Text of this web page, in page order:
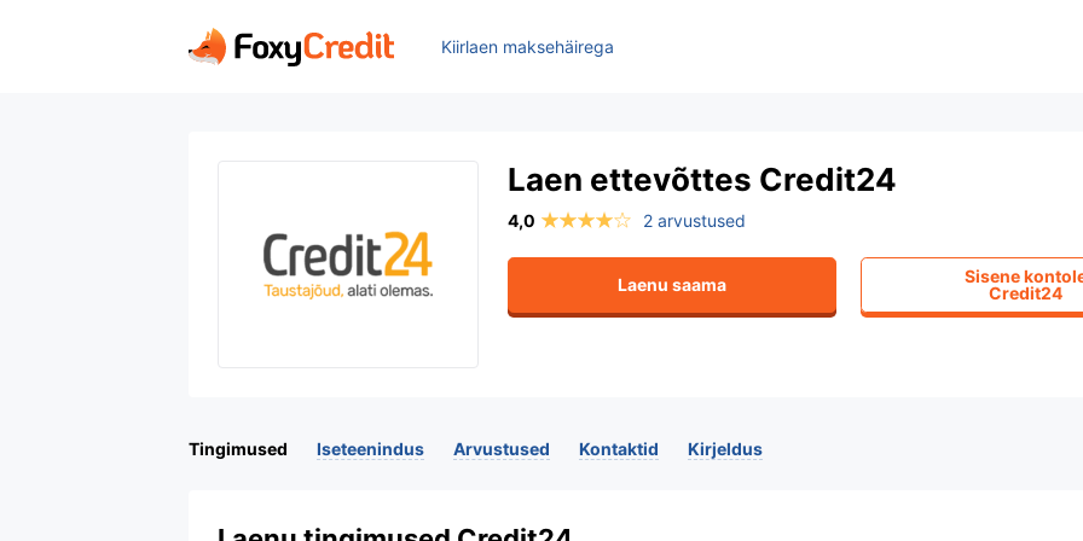
Kiirlaen maksehäirega
Laen ettevõttes Credit24
2 arvustused
Laenu saama
Sisene
Credit24
Tingimused Iseteenindus Arvustused Kontaktid Kirjeldus